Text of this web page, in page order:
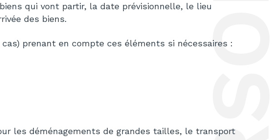
qui vont partir, la date prévisionnelle, le lieu
des biens.
prenant en compte ces éléments si nécessaires :
les déménagements de grandes tailles, le transport